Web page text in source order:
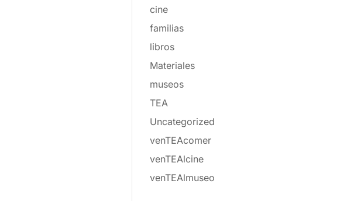
cine
familias
libros
Materiales
museos
TEA
Uncategorized
venTEAcomer
venTEAlcine
venTEAlmuseo